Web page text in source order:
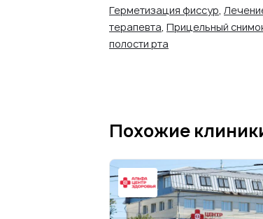
Герметизация фиссур,
терапевта, Прицельный
полости рта
Похожие